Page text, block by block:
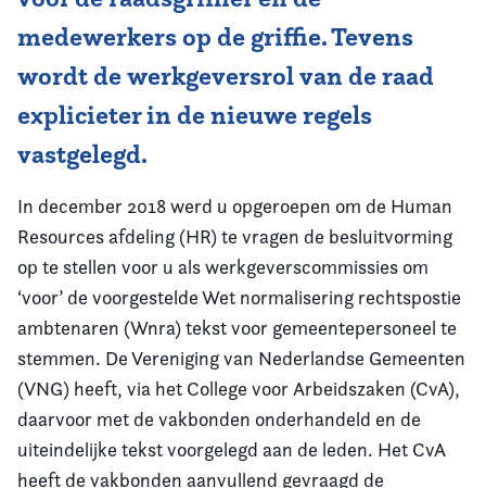
Contact
medewerkers op de griffie. Tevens
wordt de werkgeversrol van de raad
explicieter in de nieuwe regels
vastgelegd.
In december 2018 werd u opgeroepen om de Human
Resources afdeling (HR) te vragen de besluitvorming
op te stellen voor u als werkgeverscommissies om
‘voor’ de voorgestelde Wet normalisering rechtspostie
ambtenaren (Wnra) tekst voor gemeentepersoneel te
stemmen. De Vereniging van Nederlandse Gemeenten
(VNG) heeft, via het College voor Arbeidszaken (CvA),
daarvoor met de vakbonden onderhandeld en de
uiteindelijke tekst voorgelegd aan de leden. Het CvA
heeft de vakbonden aanvullend gevraagd de